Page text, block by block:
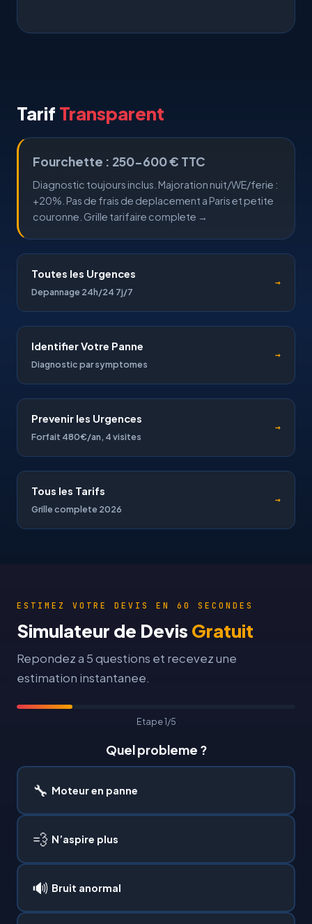
Tarif Transparent
Fourchette : 250-600 € TTC
Diagnostic toujours inclus. Majoration nuit/WE/ferie :
+20%. Pas de frais de deplacement a Paris et petite
couronne. Grille tarifaire complete →
Toutes les Urgences
Depannage 24h/24 7j/7
→
Identifier Votre Panne
Diagnostic par symptomes
→
Prevenir les Urgences
Forfait 480€/an, 4 visites
→
Tous les Tarifs
Grille complete 2026
→
ESTIMEZ VOTRE DEVIS EN 60 SECONDES
Simulateur de Devis Gratuit
Repondez a 5 questions et recevez une
estimation instantanee.
Etape 1/5
Quel probleme ?
🔧 Moteur en panne
💨 N’aspire plus
🔊 Bruit anormal